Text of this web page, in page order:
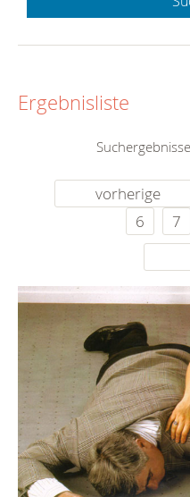
Ergebnisliste
vorherige
6
7